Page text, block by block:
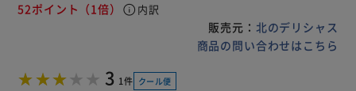
52ポイント （1倍） info 内訳
販売元： 北のデリシャス
商品の問い合わせはこちら
3 1件 クール便